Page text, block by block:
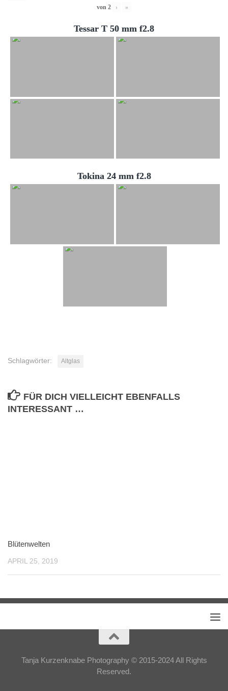
von 2 › »
Tessar T 50 mm f2.8
Tokina 24 mm f2.8
Schlagwörter: Altglas
FÜR DICH VIELLEICHT EBENFALLS
INTERESSANT …
Blütenwelten
APRIL 25, 2019
Tanja Kurzenknabe Photography © 2015-2024 All Rights
Reserved.